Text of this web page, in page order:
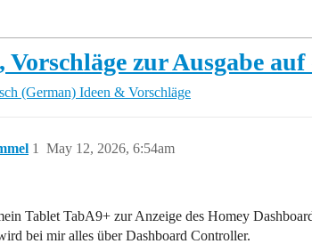
Vorschläge zur Ausgabe
(German) Ideen & Vorschläge
May 12, 2026, 6:54am
1
Tablet TabA9+ zur Anzeige des Homey
bei mir alles über Dashboard Controller.